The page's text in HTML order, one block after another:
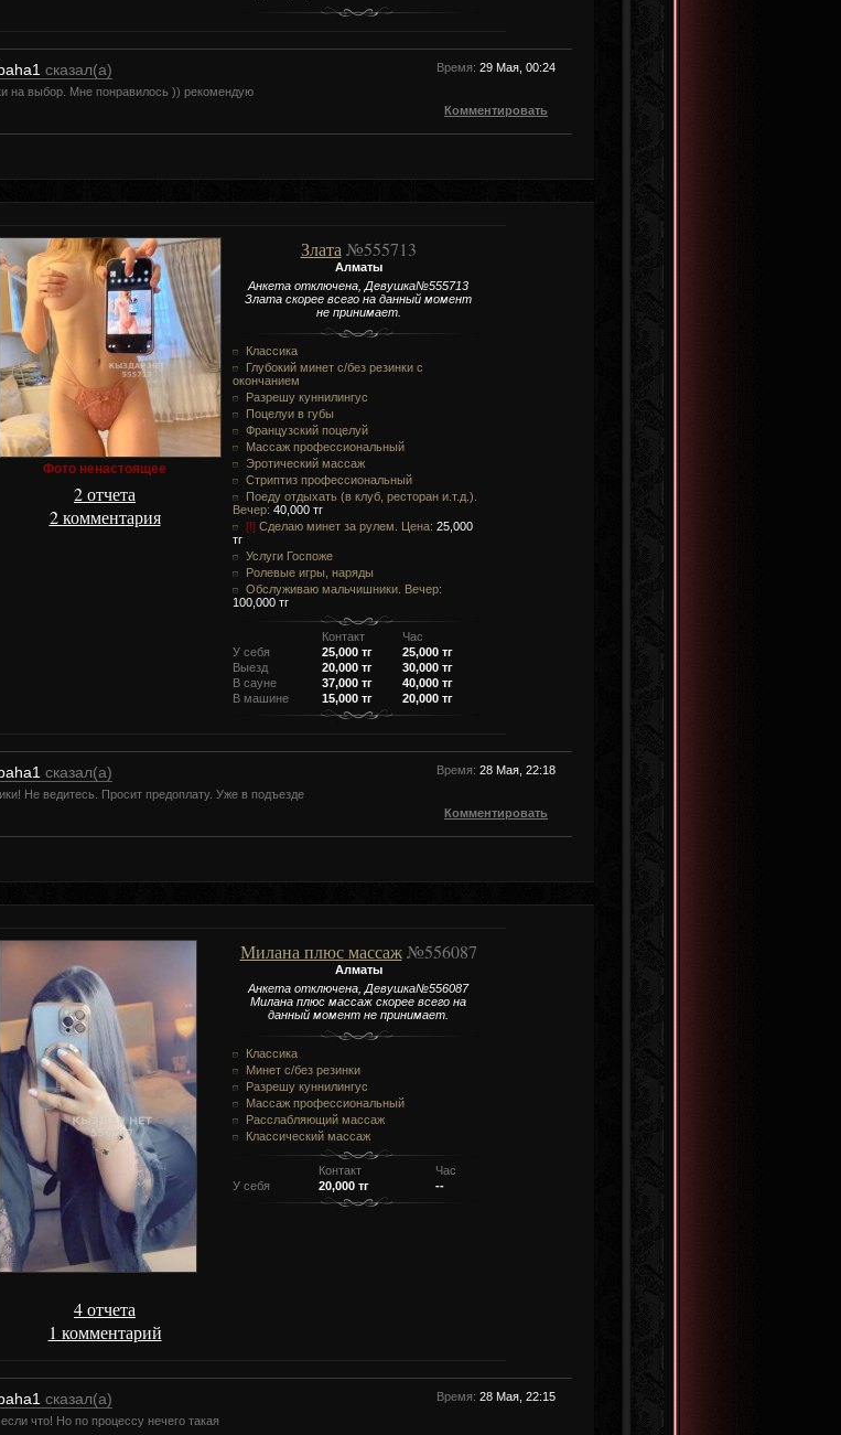
сказал(а) Время: 29 Мая, 00:24
на выбор. Мне понравилось )) рекомендую
Комментировать
Фото ненастоящее
2 отчета
2 комментария
Злата№555713
Алматы
Анкета отключена, Девушка№555713
Злата скорее всего на данный момент
не принимает.
Классика
Глубокий минет c/без резинки c
окончанием
Разрешу куннилингус
Поцелуи в губы
Французский поцелуй
Массаж профессиональный
Эротический массаж
Стриптиз профессиональный
Поеду отдыхать (в клуб, ресторан и.т.д.).
Вечер: 40,000 тг
[!] Сделаю минет за рулем. Цена: 25,000
тг
Услуги Госпоже
Ролевые игры, наряды
Обслуживаю мальчишники. Вечер:
100,000 тг
Контакт
Час
У себя
25,000 тг
25,000 тг
Выезд
20,000 тг
30,000 тг
В сауне
37,000 тг
40,000 тг
В машине
15,000 тг 20,000 тг
сказал(а) Время: 28 Мая, 22:18
Не ведитесь. Просит предоплату. Уже в подъезде
Комментировать
4 отчета
1 комментарий
Милана плюс массаж№556087
Алматы
Анкета отключена, Девушка№556087
Милана плюс массаж скорее всего на
данный момент не принимает.
Классика
Минет c/без резинки
Разрешу куннилингус
Массаж профессиональный
Расслабляющий массаж
Классический массаж
Контакт
Час
У себя
20,000 тг --
сказал(а) Время: 28 Мая, 22:15
что! Но по процессу нечего такая